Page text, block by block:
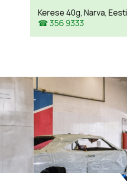
Kerese 40g, Narva, Eesti
☎ 356 9333